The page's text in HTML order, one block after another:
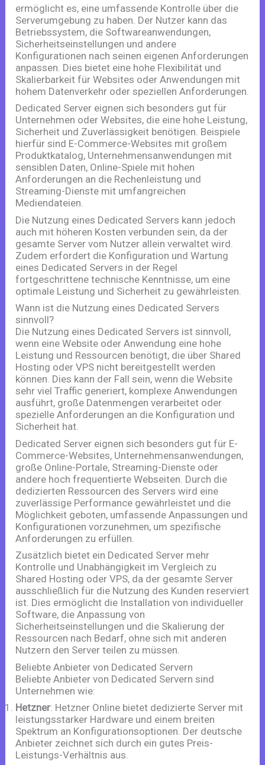
ermöglicht es, eine umfassende Kontrolle über die
Serverumgebung zu haben. Der Nutzer kann das
Betriebssystem, die Softwareanwendungen,
Sicherheitseinstellungen und andere
Konfigurationen nach seinen eigenen Anforderungen
anpassen. Dies bietet eine hohe Flexibilität und
Skalierbarkeit für Websites oder Anwendungen mit
hohem Datenverkehr oder speziellen Anforderungen.
Dedicated Server eignen sich besonders gut für
Unternehmen oder Websites, die eine hohe Leistung,
Sicherheit und Zuverlässigkeit benötigen. Beispiele
hierfür sind E-Commerce-Websites mit großem
Produktkatalog, Unternehmensanwendungen mit
sensiblen Daten, Online-Spiele mit hohen
Anforderungen an die Rechenleistung und
Streaming-Dienste mit umfangreichen
Mediendateien.
Die Nutzung eines Dedicated Servers kann jedoch
auch mit höheren Kosten verbunden sein, da der
gesamte Server vom Nutzer allein verwaltet wird.
Zudem erfordert die Konfiguration und Wartung
eines Dedicated Servers in der Regel
fortgeschrittene technische Kenntnisse, um eine
optimale Leistung und Sicherheit zu gewährleisten.
Wann ist die Nutzung eines Dedicated Servers
sinnvoll?
Die Nutzung eines Dedicated Servers ist sinnvoll,
wenn eine Website oder Anwendung eine hohe
Leistung und Ressourcen benötigt, die über Shared
Hosting oder VPS nicht bereitgestellt werden
können. Dies kann der Fall sein, wenn die Website
sehr viel Traffic generiert, komplexe Anwendungen
ausführt, große Datenmengen verarbeitet oder
spezielle Anforderungen an die Konfiguration und
Sicherheit hat.
Dedicated Server eignen sich besonders gut für E-
Commerce-Websites, Unternehmensanwendungen,
große Online-Portale, Streaming-Dienste oder
andere hoch frequentierte Webseiten. Durch die
dedizierten Ressourcen des Servers wird eine
zuverlässige Performance gewährleistet und die
Möglichkeit geboten, umfassende Anpassungen und
Konfigurationen vorzunehmen, um spezifische
Anforderungen zu erfüllen.
Zusätzlich bietet ein Dedicated Server mehr
Kontrolle und Unabhängigkeit im Vergleich zu
Shared Hosting oder VPS, da der gesamte Server
ausschließlich für die Nutzung des Kunden reserviert
ist. Dies ermöglicht die Installation von individueller
Software, die Anpassung von
Sicherheitseinstellungen und die Skalierung der
Ressourcen nach Bedarf, ohne sich mit anderen
Nutzern den Server teilen zu müssen.
Beliebte Anbieter von Dedicated Servern
Beliebte Anbieter von Dedicated Servern sind
Unternehmen wie:
Hetzner: Hetzner Online bietet dedizierte Server mit
leistungsstarker Hardware und einem breiten
Spektrum an Konfigurationsoptionen. Der deutsche
Anbieter zeichnet sich durch ein gutes Preis-
Leistungs-Verhältnis aus.